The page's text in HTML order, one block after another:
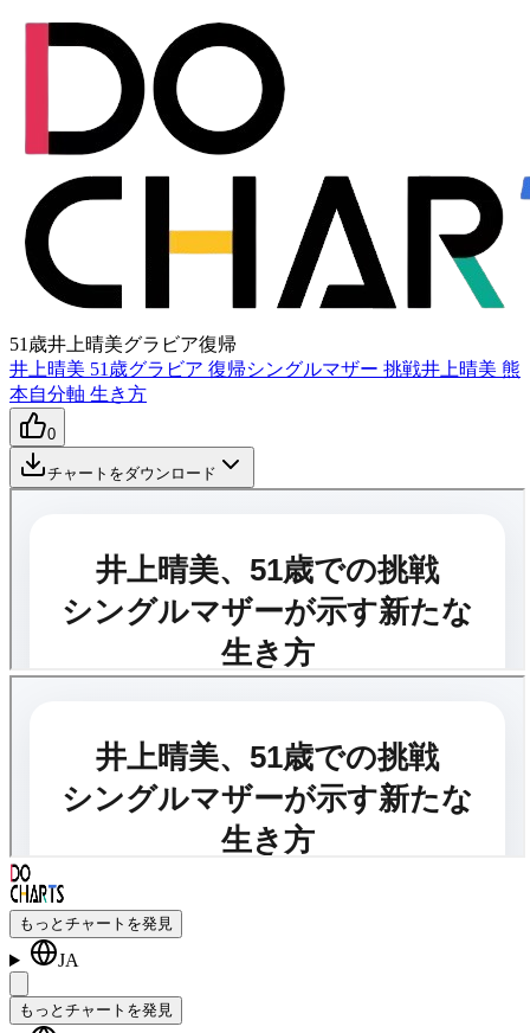
51歳井上晴美グラビア復帰
井上晴美 51歳グラビア 復帰シングルマザー 挑戦井上晴美 熊
本自分軸 生き方
0
チャートをダウンロード
もっとチャートを発見
JA
もっとチャートを発見